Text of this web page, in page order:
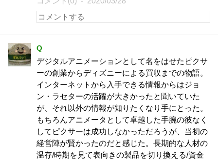
Q
デジタルアニメーションとして名をはせたピクサ
ーの創業からディズニーによる買収までの物語。
インターネットから入手できる情報からはジョ
ン・ラセターの活躍が大きかったと聞いていた
が、それ以外の情報が知りたくなり手にとった。
もちろんアニメータとして卓越した手腕の彼なく
してピクサーは成功しなかっただろうが、当初の
経営陣が賢かったのだと感じた。長期的な人材の
温存/時期を見て表向きの製品を切り換える/資金